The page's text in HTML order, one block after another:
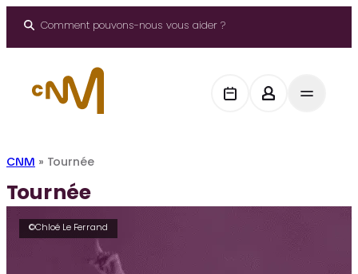
Comment pouvons-nous vous aider ?
CNM » Tournée
Tournée
©Chloé Le Ferrand